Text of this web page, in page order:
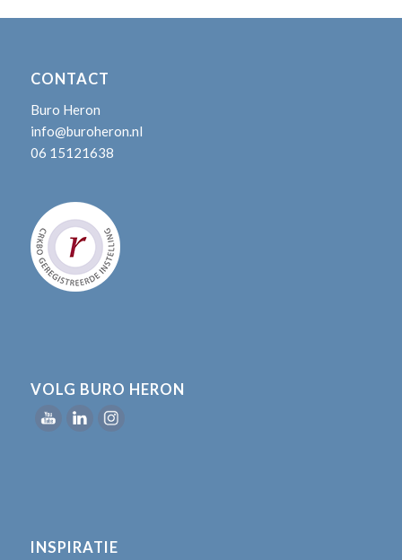
CONTACT
Buro Heron
info@buroheron.nl
06 15121638
VOLG BURO HERON
INSPIRATIE